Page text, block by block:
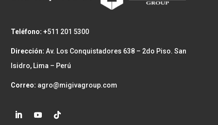
Teléfono: +511 201 5300
Dirección:Av. Los Conquistadores 638 – 2do Piso. San
Isidro, Lima – Perú
Correo: agro@migivagroup.com